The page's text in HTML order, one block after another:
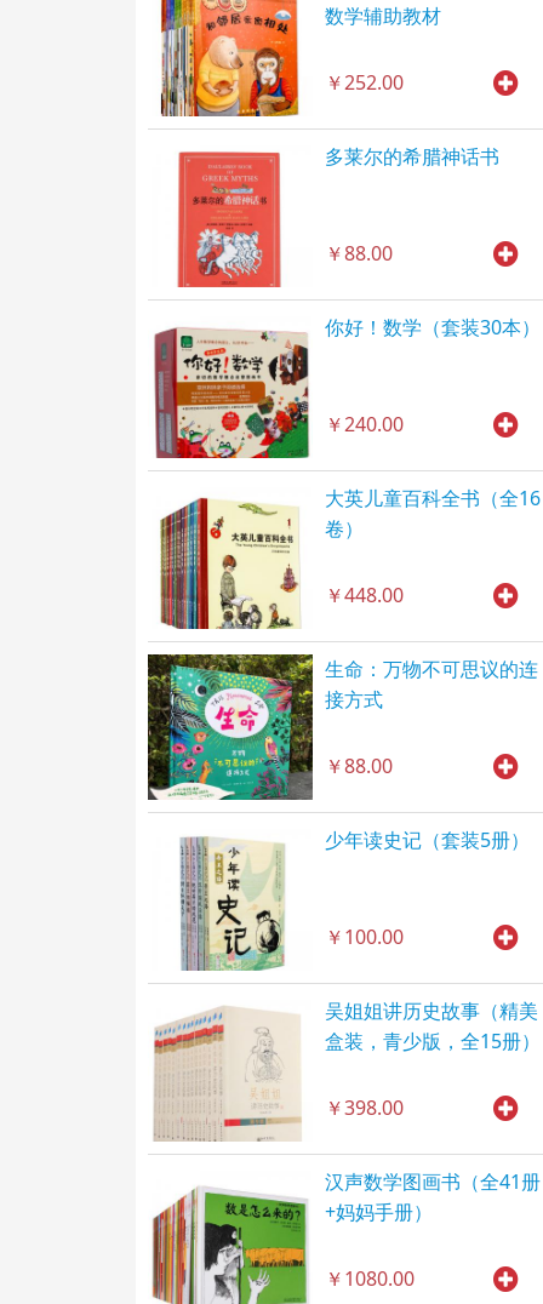
数学辅助教材
￥252.00
多莱尔的希腊神话书
￥88.00
你好！数学（套装30本）
￥240.00
大英儿童百科全书（全16
卷）
￥448.00
生命：万物不可思议的连
接方式
￥88.00
少年读史记（套装5册）
￥100.00
吴姐姐讲历史故事（精美
盒装，青少版，全15册）
￥398.00
汉声数学图画书（全41册
+妈妈手册）
￥1080.00